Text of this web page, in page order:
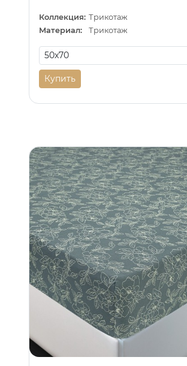
Коллекция: Трикотаж
Материал:
Трикотаж
Купить